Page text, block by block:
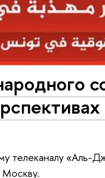
телеканалу
Москву.